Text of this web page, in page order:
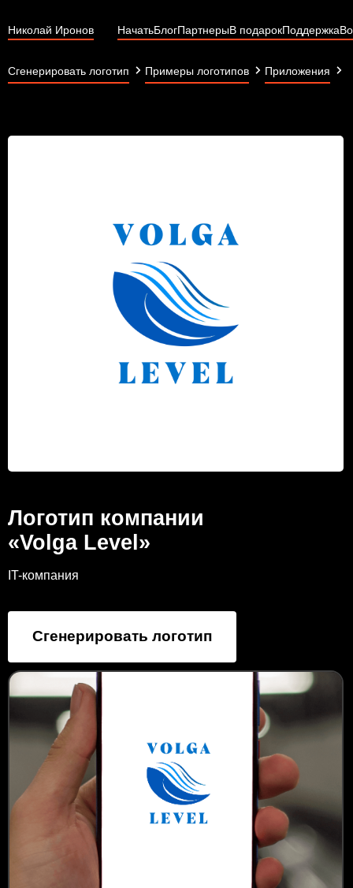
Николай Иронов НачатьБлогПартнерыВ подарокПоддержка
Сгенерировать логотип Примеры логотипов Приложения
Логотип компании
«Volga Level»
IT-компания
Сгенерировать логотип